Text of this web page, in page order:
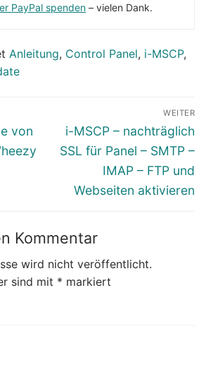
PayPal spenden – vielen Dank.
Anleitung, Control Panel, i-MSCP,
von
WEITER
Nächster
Beitrag:
i-MSCP – nachträglich
SSL für Panel – SMTP –
IMAP – FTP und
Webseiten aktivieren
Kommentar
wird nicht veröffentlicht.
sind mit * markiert